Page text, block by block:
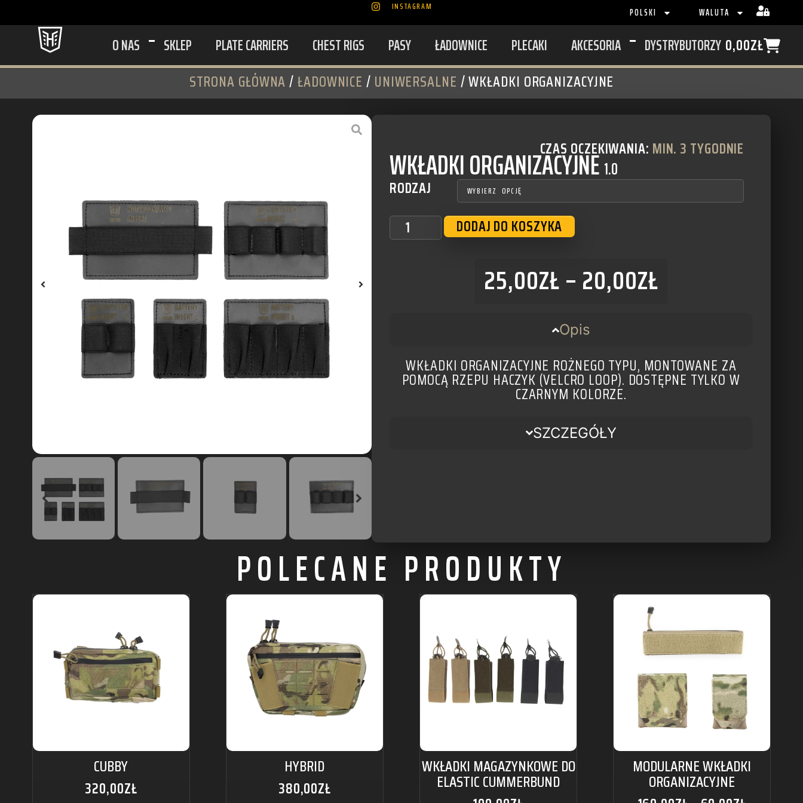
INSTAGRAM POLSKI WALUTA
O NAS SKLEP PLATE CARRIERS CHEST RIGS PASY ŁADOWNICE PLECAKI AKCESORIA DYSTRYBUTORZY 0,00ZŁ
STRONA GŁÓWNA/ŁADOWNICE / UNIWERSALNE / WKŁADKI ORGANIZACYJNE
MIN. 3 TYGODNIE
CZAS OCZEKIWANIA:
WKŁADKI ORGANIZACYJNE1.0
20,00ZŁ
–
25,00ZŁ
RODZAJ
DODAJ DO KOSZYKA
Opis
WKŁADKI ORGANIZACYJNE ROŻNEGO TYPU, MONTOWANE ZA
POMOCĄ RZEPU HACZYK (VELCRO LOOP). DOSTĘPNE TYLKO W
CZARNYM KOLORZE.
SZCZEGÓŁY
POLECANE PRODUKTY
CUBBY
320,00ZŁ
HYBRID
380,00ZŁ
WKŁADKI MAGAZYNKOWE DO
ELASTIC CUMMERBUND
MODULARNE WKŁADKI
ORGANIZACYJNE